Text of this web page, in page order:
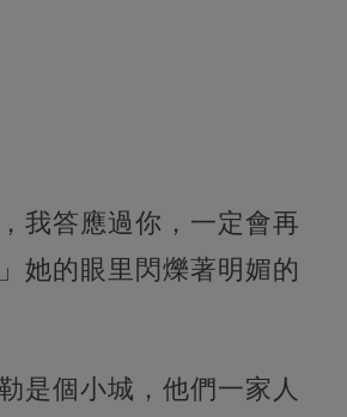
我答應過你，一定會再
她的眼里閃爍著明媚的
是個小城，他們一家人